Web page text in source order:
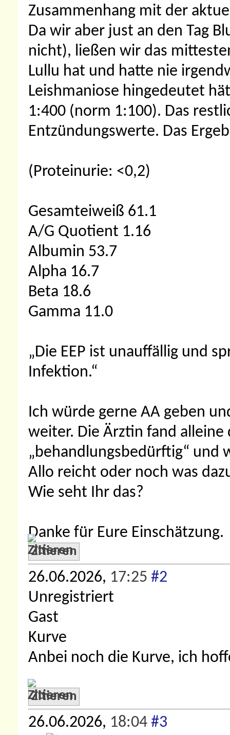
Zusammenhang mit der
Da wir aber just an den Tag
nicht), ließen wir das
Lullu hat und hatte nie
Leishmaniose hingedeutet
1:400 (norm 1:100). Das
Entzündungswerte. Das
(Proteinurie: <0,2)
Gesamteiweiß 61.1
A/G Quotient 1.16
Albumin 53.7
Alpha 16.7
Beta 18.6
Gamma 11.0
„Die EEP ist unauffällig und
Infektion.“
Ich würde gerne AA geben
weiter. Die Ärztin fand alleine
„behandlungsbedürftig“ und
Allo reicht oder noch was
Wie seht Ihr das?
Danke für Eure Einschätzung.
Zitieren
26.06.2026, 17:25 #2
Unregistriert
Gast
Kurve
Anbei noch die Kurve, ich
Zitieren
26.06.2026, 18:04 #3